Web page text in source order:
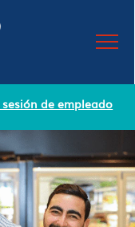
de empleado